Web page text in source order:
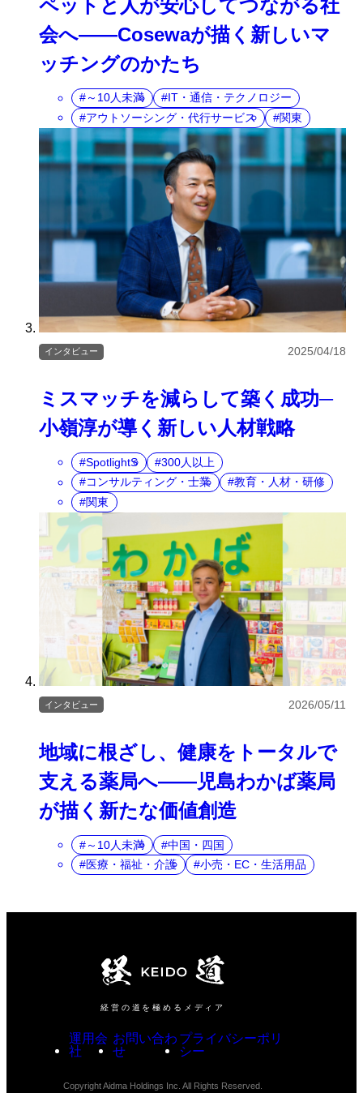
ペットと人が安心してつながる社
会へ――Cosewaが描く新しいマ
ッチングのかたち
～10人未満
IT・通信・テクノロジー
アウトソーシング・代行サービス
関東
ミスマッチを減らして築く成功─
小嶺淳が導く新しい人材戦略
インタビュー 2025/04/18
SpotlightS
300人以上
コンサルティング・士業
教育・人材・研修
関東
地域に根ざし、健康をトータルで
支える薬局へ――児島わかば薬局
が描く新たな価値創造
インタビュー 2026/05/11
～10人未満
中国・四国
医療・福祉・介護
小売・EC・生活用品
経営の道を極めるメディア
運用会
社
お問い合わ
せ
プライバシーポリ
シー
Copyright Aidma Holdings Inc. All Rights Reserved.